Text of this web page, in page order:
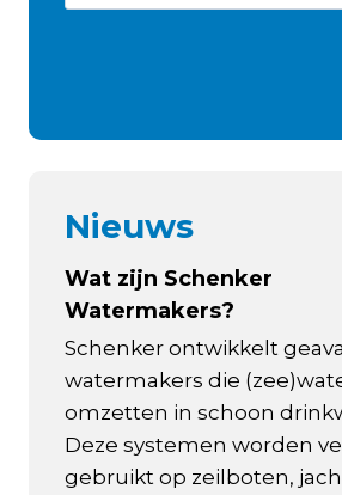
Nieuws
Wat zijn Schenker
Watermakers?
Schenker ontwikkelt
watermakers die
omzetten in schoon
Deze systemen worden
gebruikt op zeilboten,